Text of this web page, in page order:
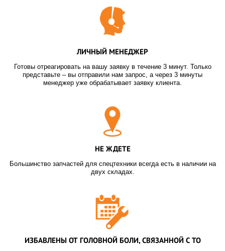
ЛИЧНЫЙ МЕНЕДЖЕР
Готовы отреагировать на вашу заявку в течение 3 минут. Только
представьте – вы отправили нам запрос, а через 3 минуты
менеджер уже обрабатывает заявку клиента.
НЕ ЖДЕТЕ
Большинство запчастей для спецтехники всегда есть в наличии на
двух складах.
ИЗБАВЛЕНЫ ОТ ГОЛОВНОЙ БОЛИ, СВЯЗАННОЙ С ТО